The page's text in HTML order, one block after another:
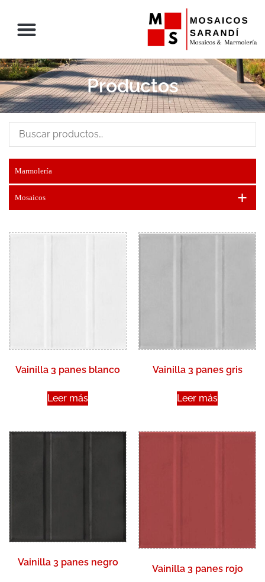
Productos
Marmolería
+
Mosaicos
Vainilla 3 panes blanco
Leer más
Vainilla 3 panes gris
Leer más
Vainilla 3 panes negro
Vainilla 3 panes rojo